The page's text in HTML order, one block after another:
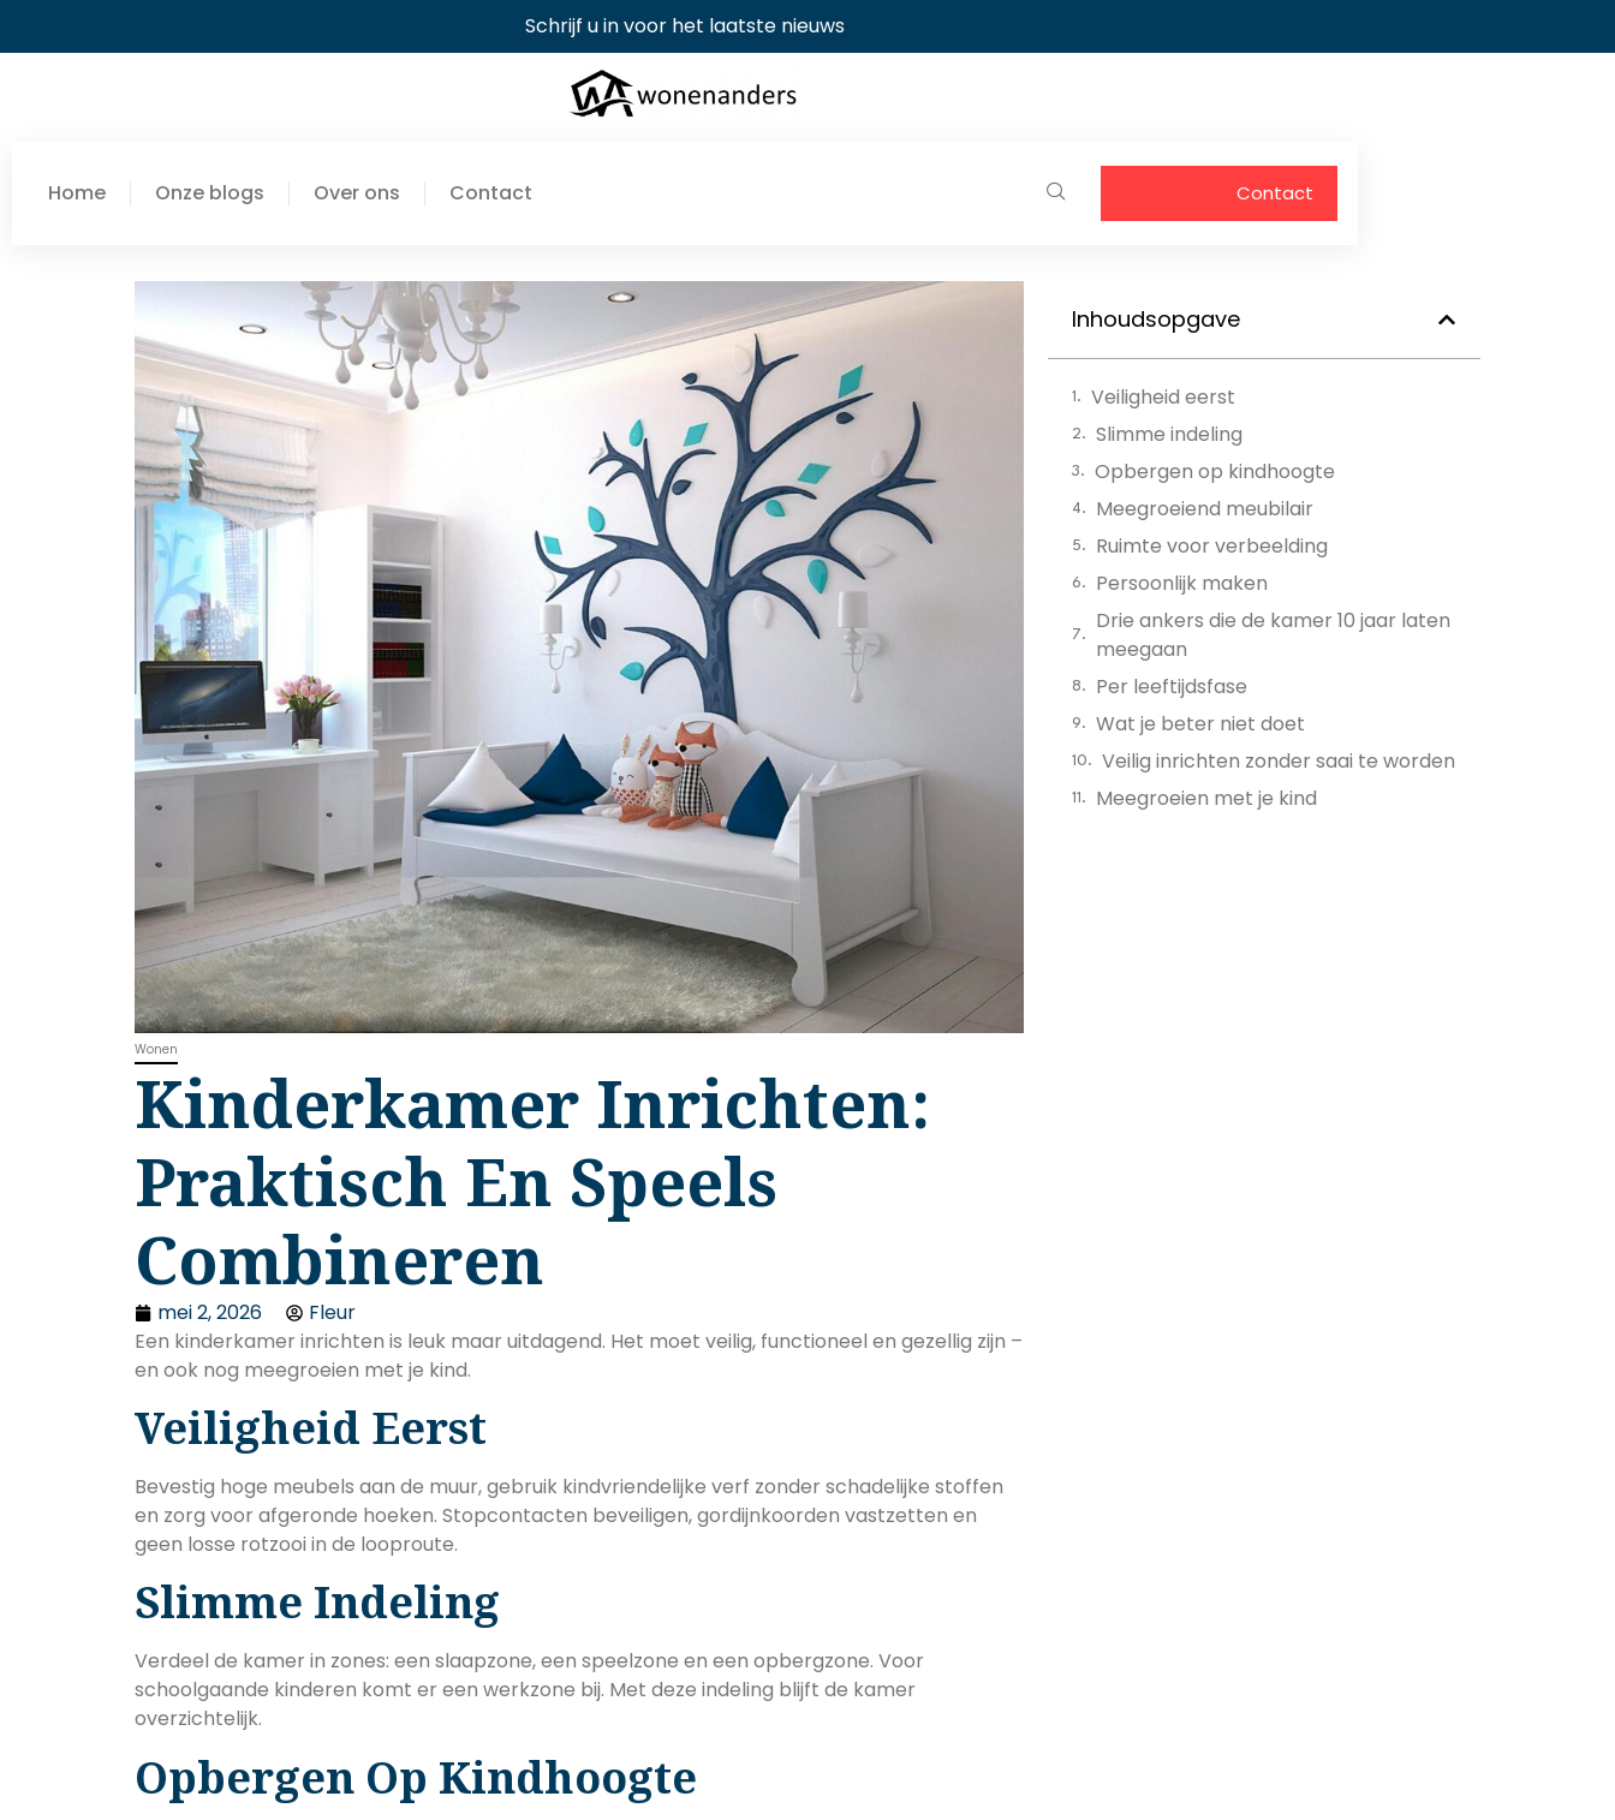
Schrijf u in voor het laatste nieuws
Home Onze blogs Over ons Contact Contact
Wonen
Kinderkamer Inrichten:
Praktisch En Speels
Combineren
mei 2, 2026
Fleur
Een kinderkamer inrichten is leuk maar uitdagend. Het moet veilig, functioneel en gezellig zijn –
en ook nog meegroeien met je kind.
Veiligheid Eerst
Bevestig hoge meubels aan de muur, gebruik kindvriendelijke verf zonder schadelijke stoffen
en zorg voor afgeronde hoeken. Stopcontacten beveiligen, gordijnkoorden vastzetten en
geen losse rotzooi in de looproute.
Slimme Indeling
Verdeel de kamer in zones: een slaapzone, een speelzone en een opbergzone. Voor
schoolgaande kinderen komt er een werkzone bij. Met deze indeling blijft de kamer
overzichtelijk.
Opbergen Op Kindhoogte
Inhoudsopgave
Veiligheid eerst
Slimme indeling
Opbergen op kindhoogte
Meegroeiend meubilair
Ruimte voor verbeelding
Persoonlijk maken
Drie ankers die de kamer 10 jaar laten
meegaan
Per leeftijdsfase
Wat je beter niet doet
Veilig inrichten zonder saai te worden
Meegroeien met je kind